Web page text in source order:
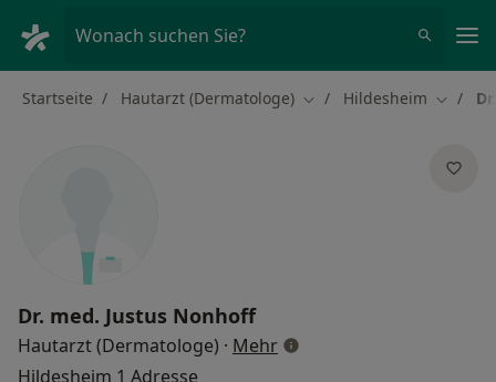
Wonach suchen Sie?
Startseite Hautarzt (Dermatologe) Stadt ändern
Hildesheim Stadt
Dr. med. Justus Nonhoff
Hautarzt (Dermatologe) · Mehrüber Spezialisierungen
Hildesheim 1 Adresse